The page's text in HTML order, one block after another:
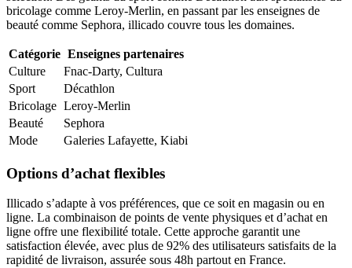
bricolage comme Leroy-Merlin, en passant par les enseignes de
beauté comme Sephora, illicado couvre tous les domaines.
Catégorie Enseignes partenaires
Culture
Fnac-Darty, Cultura
Sport
Décathlon
Bricolage Leroy-Merlin
Beauté
Sephora
Mode
Galeries Lafayette, Kiabi
Options d’achat flexibles
Illicado s’adapte à vos préférences, que ce soit en magasin ou en
ligne. La combinaison de points de vente physiques et d’achat en
ligne offre une flexibilité totale. Cette approche garantit une
satisfaction élevée, avec plus de 92% des utilisateurs satisfaits de la
rapidité de livraison, assurée sous 48h partout en France.